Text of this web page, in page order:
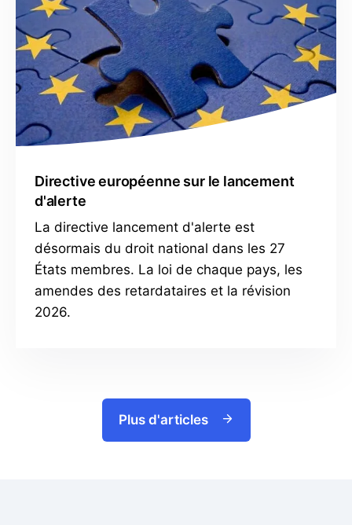
Directive européenne sur le lancement
d'alerte
La directive lancement d'alerte est
désormais du droit national dans les 27
États membres. La loi de chaque pays, les
amendes des retardataires et la révision
2026.
Plus d'articles